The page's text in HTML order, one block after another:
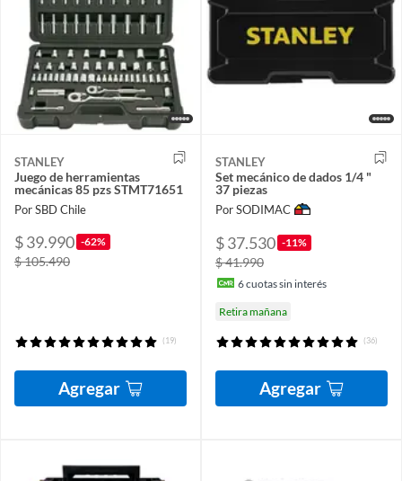
STANLEY
Juego de herramientas
mecánicas 85 pzs STMT71651
Por SBD Chile
$ 39.990 -62%
$ 105.490
(19)
Agregar
STANLEY
Set mecánico de dados 1/4 "
37 piezas
Por SODIMAC
$ 37.530 -11%
$ 41.990
6cuotas sin interés
Retira mañana
(36)
Agregar